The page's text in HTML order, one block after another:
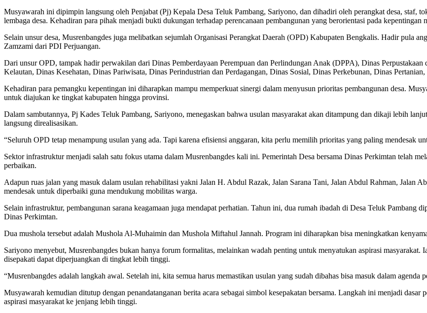
Musyawarah ini dipimpin langsung oleh Penjabat (Pj) Kepala Desa Teluk Pambang, Sariyono, dan dihadiri oleh perangkat desa, staf,
lembaga desa. Kehadiran para pihak menjadi bukti dukungan terhadap perencanaan pembangunan yang berorientasi pada kepentingan
Selain unsur desa, Musrenbangdes juga melibatkan sejumlah Organisasi Perangkat Daerah (OPD) Kabupaten Bengkalis. Hadir pula
Zamzami dari PDI Perjuangan.
Dari unsur OPD, tampak hadir perwakilan dari Dinas Pemberdayaan Perempuan dan Perlindungan Anak (DPPA), Dinas
Kelautan, Dinas Kesehatan, Dinas Pariwisata, Dinas Perindustrian dan Perdagangan, Dinas Sosial, Dinas Perkebunan, Dinas
Kehadiran para pemangku kepentingan ini diharapkan mampu memperkuat sinergi dalam menyusun prioritas pembangunan desa.
untuk diajukan ke tingkat kabupaten hingga provinsi.
Dalam sambutannya, Pj Kades Teluk Pambang, Sariyono, menegaskan bahwa usulan masyarakat akan ditampung dan dikaji lebih
langsung direalisasikan.
“Seluruh OPD tetap menampung usulan yang ada. Tapi karena efisiensi anggaran, kita perlu memilih prioritas yang paling mendesak
Sektor infrastruktur menjadi salah satu fokus utama dalam Musrenbangdes kali ini. Pemerintah Desa bersama Dinas Perkimtan telah
perbaikan.
Adapun ruas jalan yang masuk dalam usulan rehabilitasi yakni Jalan H. Abdul Razak, Jalan Sarana Tani, Jalan Abdul Rahman, Jalan
mendesak untuk diperbaiki guna mendukung mobilitas warga.
Selain infrastruktur, pembangunan sarana keagamaan juga mendapat perhatian. Tahun ini, dua rumah ibadah di Desa Teluk Pambang
Dinas Perkimtan.
Dua mushola tersebut adalah Mushola Al-Muhaimin dan Mushola Miftahul Jannah. Program ini diharapkan bisa meningkatkan
Sariyono menyebut, Musrenbangdes bukan hanya forum formalitas, melainkan wadah penting untuk menyatukan aspirasi masyarakat.
disepakati dapat diperjuangkan di tingkat lebih tinggi.
“Musrenbangdes adalah langkah awal. Setelah ini, kita semua harus memastikan usulan yang sudah dibahas bisa masuk dalam agenda
Musyawarah kemudian ditutup dengan penandatanganan berita acara sebagai simbol kesepakatan bersama. Langkah ini menjadi dasar
aspirasi masyarakat ke jenjang lebih tinggi.